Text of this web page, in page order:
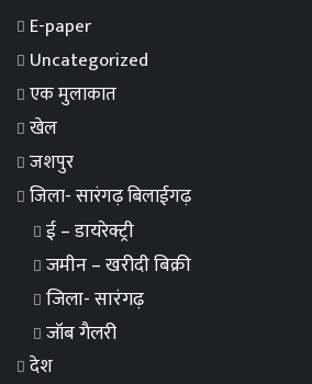
E-paper
Uncategorized
एक मुलाकात
खेल
जशपुर
जिला- सारंगढ़ बिलाईगढ़
ई – डायरेक्ट्री
जमीन – खरीदी बिक्री
जिला- सारंगढ़
जॉब गैलरी
देश